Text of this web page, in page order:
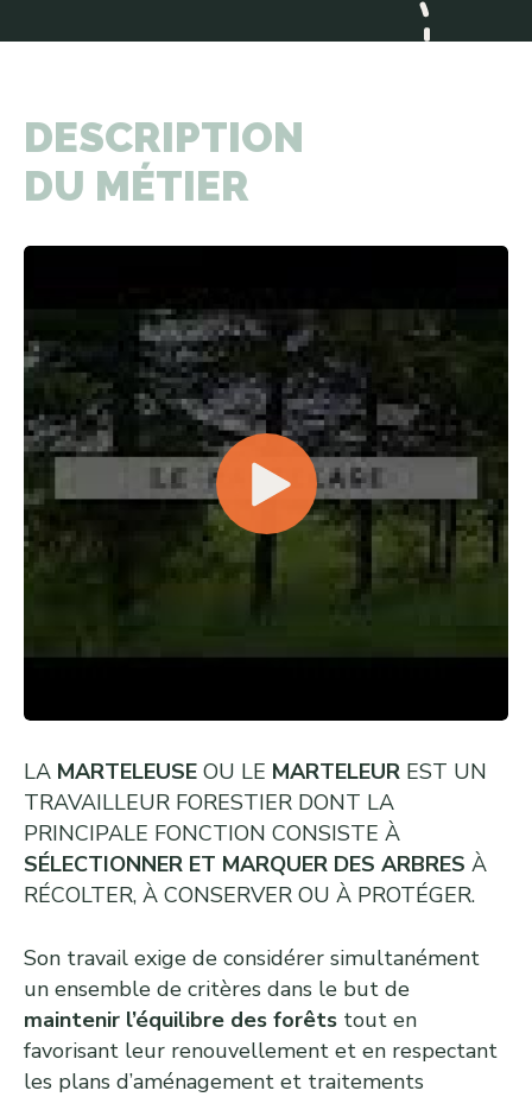
DESCRIPTION
DU MÉTIER
LA MARTELEUSE OU LE MARTELEUR EST UN
TRAVAILLEUR FORESTIER DONT LA
PRINCIPALE FONCTION CONSISTE À
SÉLECTIONNER ET MARQUER DES ARBRES À
RÉCOLTER, À CONSERVER OU À PROTÉGER.
Son travail exige de considérer simultanément
un ensemble de critères dans le but de
maintenir l’équilibre des forêts tout en
favorisant leur renouvellement et en respectant
les plans d’aménagement et traitements